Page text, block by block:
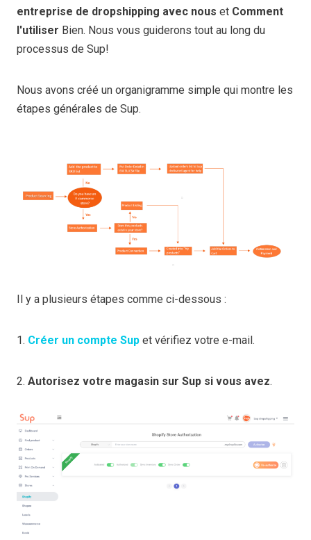
entreprise de dropshipping avec nous et Comment
l'utiliser Bien. Nous vous guiderons tout au long du
processus de Sup!
Nous avons créé un organigramme simple qui montre les
étapes générales de Sup.
Il y a plusieurs étapes comme ci-dessous :
1. Créer un compte Sup et vérifiez votre e-mail.
2. Autorisez votre magasin sur Sup si vous avez.